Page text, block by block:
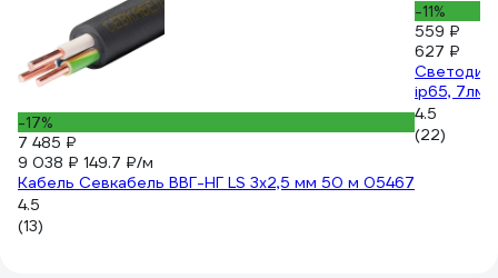
-17%
7 485 ₽
9 038 ₽ 149.7 ₽/м
Кабель Севкабель ВВГ-НГ LS 3х2,5 мм 50 м 05467
4.5
(13)
-11%
559 ₽
627 ₽
ip65, 7лм/
4.5
(22)